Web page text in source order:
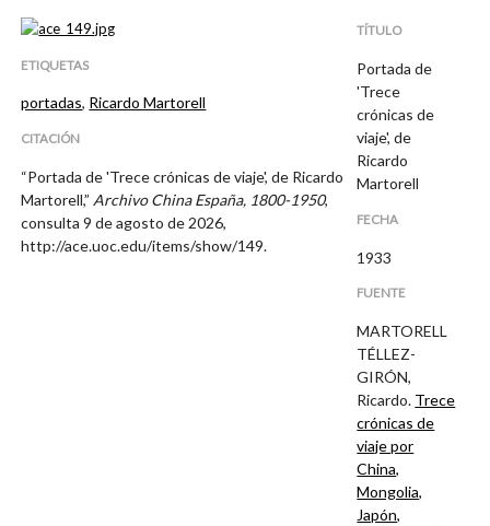
ETIQUETAS
portadas, Ricardo Martorell
CITACIÓN
“Portada de 'Trece crónicas de viaje', de Ricardo
Martorell,” Archivo China España, 1800-1950,
consulta 9 de agosto de 2026,
http://ace.uoc.edu/items/show/149.
TÍTULO
Portada de
'Trece
crónicas de
viaje', de
Ricardo
Martorell
FECHA
1933
FUENTE
MARTORELL
TÉLLEZ-
GIRÓN,
Ricardo. Trece
crónicas de
viaje por
China,
Mongolia,
Japón,